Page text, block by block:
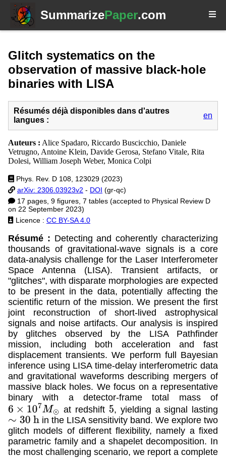
SummarizePaper.com
Glitch systematics on the
observation of massive black-hole
binaries with LISA
Résumés déjà disponibles dans d'autres
langues :
en
Auteurs : Alice Spadaro, Riccardo Buscicchio, Daniele
Vetrugno, Antoine Klein, Davide Gerosa, Stefano Vitale, Rita
Dolesi, William Joseph Weber, Monica Colpi
Phys. Rev. D 108, 123029 (2023)
arXiv: 2306.03923v2 - DOI (gr-qc)
17 pages, 9 figures, 7 tables (accepted to Physical Review D
on 22 September 2023)
Licence : CC BY-SA 4.0
Résumé : Detecting and coherently characterizing
thousands of gravitational-wave signals is a core
data-analysis challenge for the Laser Interferometer
Space Antenna (LISA). Transient artifacts, or
"glitches", with disparate morphologies are expected
to be present in the data, potentially affecting the
scientific return of the mission. We present the first
joint reconstruction of short-lived astrophysical
signals and noise artifacts. Our analysis is inspired
by glitches observed by the LISA Pathfinder
mission, including both acceleration and fast
displacement transients. We perform full Bayesian
inference using LISA time-delay interferometric data
and gravitational waveforms describing mergers of
massive black holes. We focus on a representative
binary with a detector-frame total mass of
6 ×107M ⊙ at redshift 5, yielding a signal lasting
∼30 h
in the LISA sensitivity band. We explore two
glitch models of different flexibility, namely a fixed
parametric family and a shapelet decomposition. In
the most challenging scenario, we report a complete